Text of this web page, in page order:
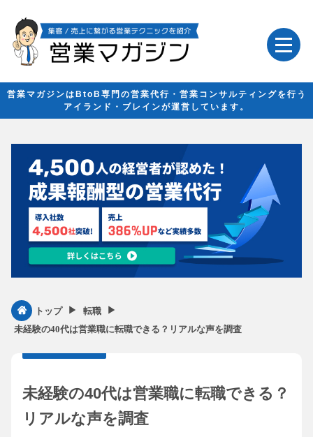
営業マガジンはBtoB専門の営業代行・営業コンサルティングを行う
アイランド・ブレインが運営しています。
トップ ▶︎ 転職 ▶︎
未経験の40代は営業職に転職できる？リアルな声を調査
未経験の40代は営業職に転職できる？
リアルな声を調査